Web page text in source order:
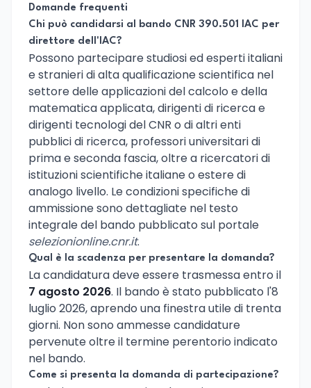
Domande frequenti
Chi può candidarsi al bando CNR 390.501 IAC per
direttore dell'IAC?
Possono partecipare studiosi ed esperti italiani
e stranieri di alta qualificazione scientifica nel
settore delle applicazioni del calcolo e della
matematica applicata, dirigenti di ricerca e
dirigenti tecnologi del CNR o di altri enti
pubblici di ricerca, professori universitari di
prima e seconda fascia, oltre a ricercatori di
istituzioni scientifiche italiane o estere di
analogo livello. Le condizioni specifiche di
ammissione sono dettagliate nel testo
integrale del bando pubblicato sul portale
selezionionline.cnr.it.
Qual è la scadenza per presentare la domanda?
La candidatura deve essere trasmessa entro il
7 agosto 2026. Il bando è stato pubblicato l'8
luglio 2026, aprendo una finestra utile di trenta
giorni. Non sono ammesse candidature
pervenute oltre il termine perentorio indicato
nel bando.
Come si presenta la domanda di partecipazione?